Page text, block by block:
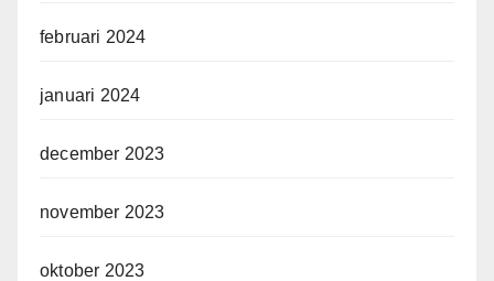
februari 2024
januari 2024
december 2023
november 2023
oktober 2023